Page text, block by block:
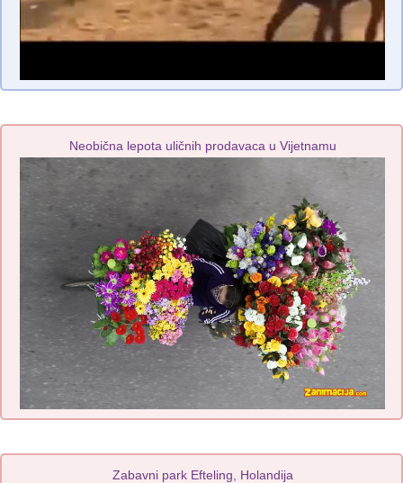
Neobična lepota uličnih prodavaca u Vijetnamu
Zabavni park Efteling, Holandija